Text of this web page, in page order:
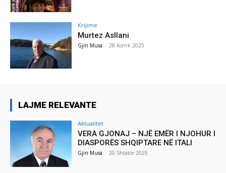
Krijime
Murtez Asllani
Gjin Musa - 28 Korrik 2025
LAJME RELEVANTE
Aktualitet
VERA GJONAJ – NJË EMËR I NJOHUR I
DIASPORËS SHQIPTARE NË ITALI
Gjin Musa - 20 Shtator 2025